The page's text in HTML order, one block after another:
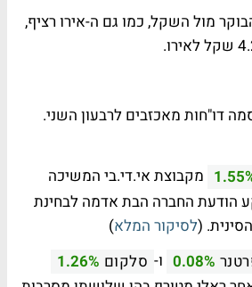
מול השקל, כמו גם ה-אירו רציף,
דו"חות מאכזבים לרבעון השני.
מקבוצת אי.די.בי המשיכה
הודעת החברה הבת אדמה לבחינת
(לסיקור המלא)
0.08% ו- סלקום 1.26%